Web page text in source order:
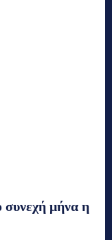
συνεχή μήνα η